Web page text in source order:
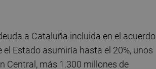
a Cataluña incluida en el acuerdo
el Estado asumiría hasta el 20%, unos
Central, más 1.300 millones de